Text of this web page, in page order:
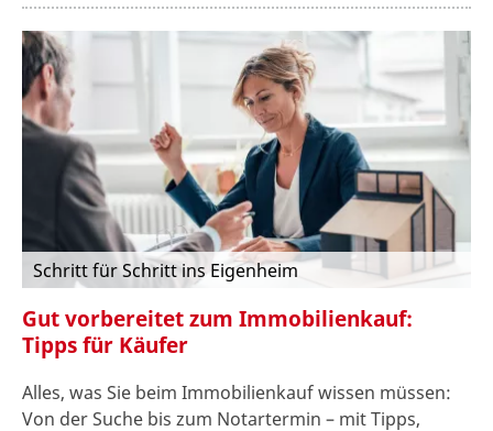
Schritt für Schritt ins Eigenheim
Gut vorbereitet zum Immobilienkauf:
Tipps für Käufer
Alles, was Sie beim Immobilienkauf wissen müssen:
Von der Suche bis zum Notartermin – mit Tipps,